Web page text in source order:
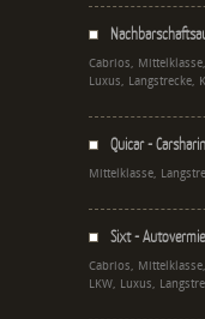
Cabrios,
Luxus, Langstrecke,
Quicar -
Mittelklasse,
Sixt -
Cabrios,
LKW, Luxus,